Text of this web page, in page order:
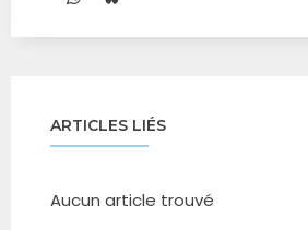
ARTICLES LIÉS
Aucun article trouvé